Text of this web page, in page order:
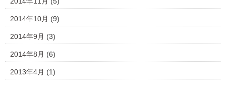
2014年10月 (9)
2014年9月 (3)
2014年8月 (6)
2013年4月 (1)